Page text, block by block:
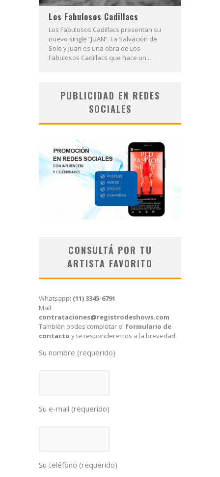
Los Fabulosos Cadillacs
Los Fabulosos Cadillacs presentan su
nuevo single “JUAN”. La Salvación de
Solo y Juan es una obra de Los
Fabulosos Cadillacs que hace un...
PUBLICIDAD EN REDES
SOCIALES
CONSULTÁ POR TU
ARTISTA FAVORITO
Whatsapp: (11) 3345-6791
Mail:
contrataciones@registrodeshows.com
También podes completar el formulario de
contacto y te responderemos a la brevedad.
Su nombre (requerido)
Su e-mail (requerido)
Su teléfono (requerido)